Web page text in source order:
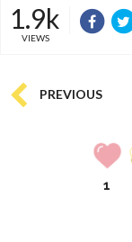
1.9k
VIEWS
PREVIOUS
1